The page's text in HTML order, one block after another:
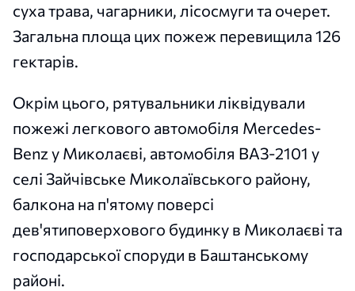
суха трава, чагарники, лісосмуги та очерет.
Загальна площа цих пожеж перевищила 126
гектарів.
Окрім цього, рятувальники ліквідували
пожежі легкового автомобіля Mercedes-
Benz у Миколаєві, автомобіля ВАЗ-2101 у
селі Зайчівське Миколаївського району,
балкона на п'ятому поверсі
дев'ятиповерхового будинку в Миколаєві та
господарської споруди в Баштанському
районі.